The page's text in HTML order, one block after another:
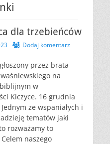
dla trzebieńców
Dodaj komentarz
przez brata
na
w
Kiczyce. 16 grudnia
ze wspaniałych i
tematów jaki
rozważamy to
naszego